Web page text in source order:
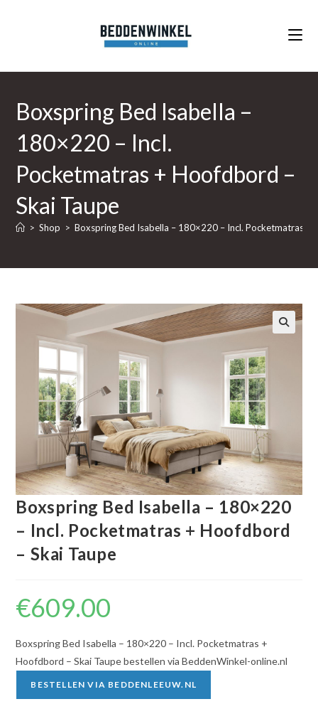
Boxspring Bed Isabella –
180×220 – Incl.
Pocketmatras + Hoofdbord –
Skai Taupe
> Shop > Boxspring Bed Isabella – 180×220 – Incl. Pocketmatras +
Boxspring Bed Isabella – 180×220
– Incl. Pocketmatras + Hoofdbord
– Skai Taupe
€609.00
Boxspring Bed Isabella – 180×220 – Incl. Pocketmatras +
Hoofdbord – Skai Taupe bestellen via BeddenWinkel-online.nl
BESTELLEN VIA BEDDENLEEUW.NL